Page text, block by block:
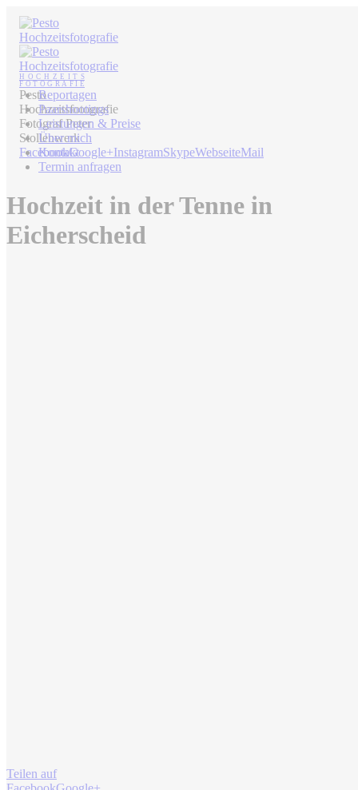
Pesto
Hochzeitsfotografie
Fotograf Peter
Stollenwerk
FacebookGoogle+InstagramSkypeWebseiteMail
Reportagen
Paarshootings
Leistungen & Preise
Über mich
Kontakt
Termin anfragen
Hochzeit in der Tenne in
Eicherscheid
Teilen auf